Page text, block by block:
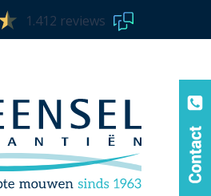
1.412 reviews